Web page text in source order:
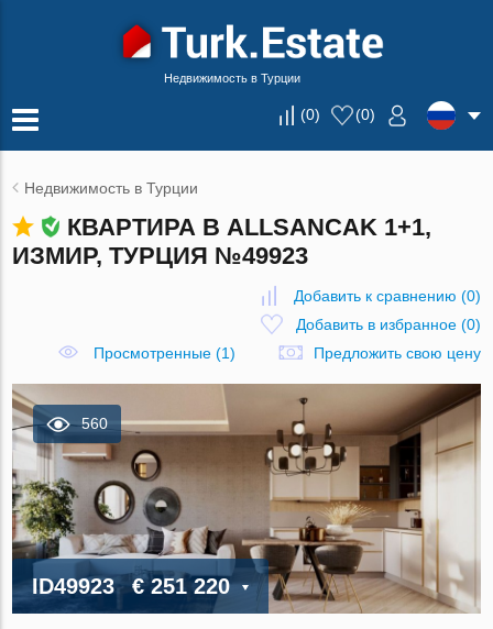
Недвижимость в Турции
(0) (0)
Недвижимость в Турции
КВАРТИРА В ALLSANCAK 1+1,
ИЗМИР, ТУРЦИЯ №49923
Добавить к сравнению (0)
Добавить в избранное(0)
Просмотренные (1)
Предложить свою цену
560
ID49923 € 251 220